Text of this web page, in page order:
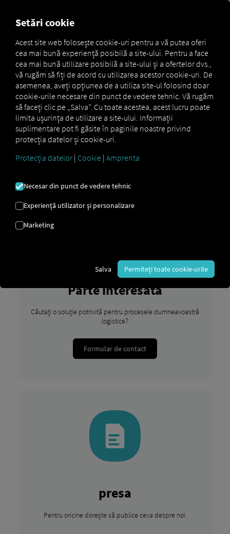
OPȚIUNI DE
CONTACT LA RIO
Contactați-ne direct.
Parte interesată
Căutați o soluție potrivită pentru procesele dumneavoastră
logistice?
Formular de contact
presa
Pentru oricine dorește să publice ceva despre noi.
Setări cookie
Acest site web folosește cookie-uri pentru a vă putea oferi
cea mai bună experiență posibilă a site-ului. Pentru a face
cea mai bună utilizare posibilă a site-ului și a ofertelor dvs.,
vă rugăm să fiți de acord cu utilizarea acestor cookie-uri. De
asemenea, aveți opțiunea de a utiliza site-ul folosind doar
cookie-urile necesare din punct de vedere tehnic. Vă rugăm
să faceți clic pe „Salva”. Cu toate acestea, acest lucru poate
limita ușurința de utilizare a site-ului. Informații
suplimentare pot fi găsite în paginile noastre privind
protecția datelor și cookie-uri.
Protecția datelor | Cookie | Amprenta
Necesar din punct de vedere tehnic
Experiență utilizator și personalizare
Marketing
Salva Permiteți toate cookie-urile